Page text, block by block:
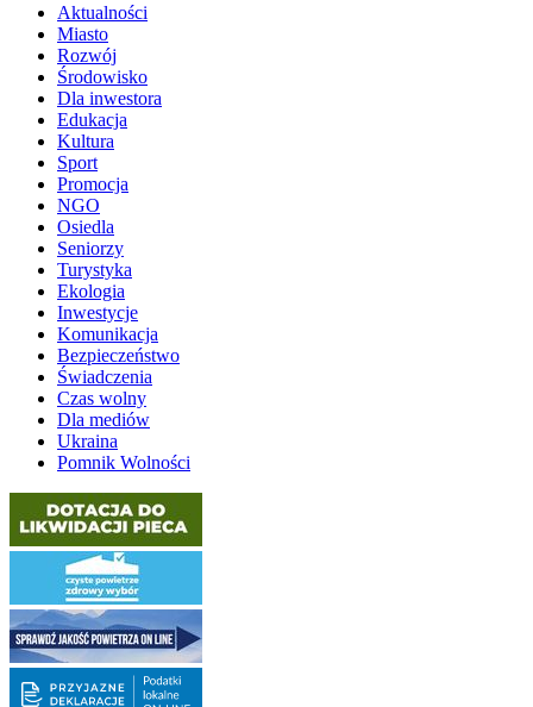
Aktualności
Miasto
Rozwój
Środowisko
Dla inwestora
Edukacja
Kultura
Sport
Promocja
NGO
Osiedla
Seniorzy
Turystyka
Ekologia
Inwestycje
Komunikacja
Bezpieczeństwo
Świadczenia
Czas wolny
Dla mediów
Ukraina
Pomnik Wolności